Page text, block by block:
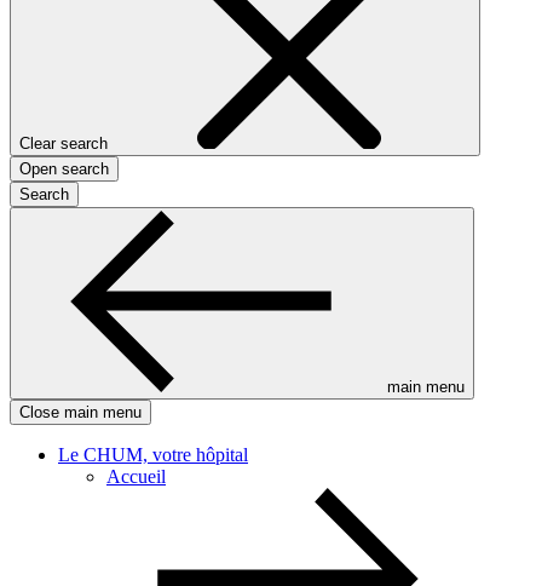
Clear search
Open search
Search
main menu
Close main menu
Le CHUM, votre hôpital
Accueil